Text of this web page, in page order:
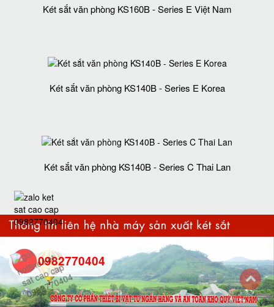
Két sắt văn phòng KS160B - Series E Việt Nam
Két sắt văn phòng KS140B - Series E Korea
Két sắt văn phòng KS140B - Series C Thai Lan
0982770404
back